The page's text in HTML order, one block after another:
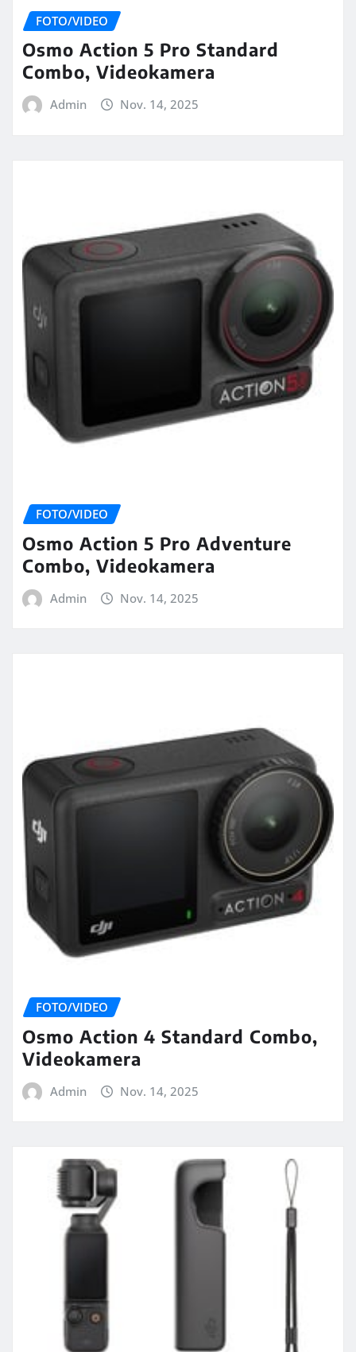
FOTO/VIDEO
Osmo Action 5 Pro Standard
Combo, Videokamera
Admin Nov. 14, 2025
FOTO/VIDEO
Osmo Action 5 Pro Adventure
Combo, Videokamera
Admin Nov. 14, 2025
FOTO/VIDEO
Osmo Action 4 Standard Combo,
Videokamera
Admin Nov. 14, 2025